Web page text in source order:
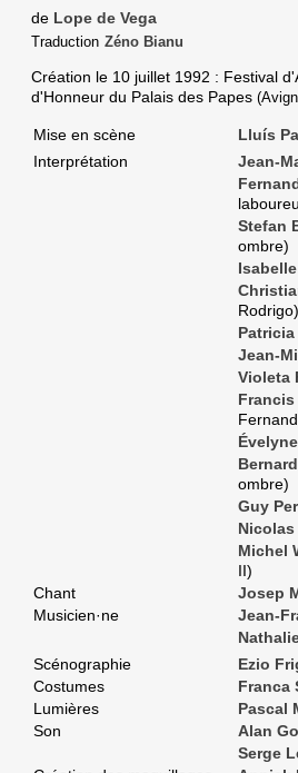
de Lope de Vega
Traduction Zéno Bianu
Création le 10 juillet 1992 : Festival
d'Honneur du Palais des Papes
Mise en scène
Lluís
Interprétation
Jean-
Stefan
ombre)
Rodrigo)
Jean-
Violeta
ombre)
Guy
Michel
II)
Chant
Josep
Musicien·ne
Jean-
Scénographie
Ezio
Costumes
Franca
Lumières
Pascal
Son
Alan
Serge